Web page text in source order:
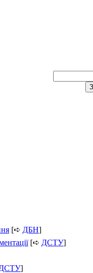
[➪ ДБН]
[➪ ДСТУ]
]